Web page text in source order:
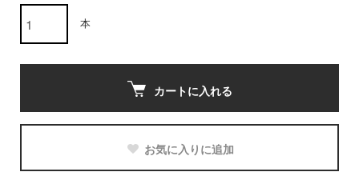
本
カートに入れる
お気に入りに追加